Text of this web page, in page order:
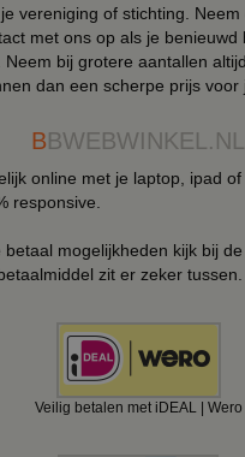
vereniging of stichting. Neem
met ons op als je benieuwd
Neem bij grotere aantallen
dan een scherpe prijs voor
BBWEBWINKEL.NL
online met je laptop, ipad
responsive.
betaal mogelijkheden kijk bij
zit er zeker tussen.
Veilig betalen met iDEAL | Wero